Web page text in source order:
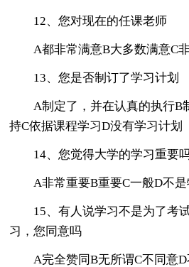
12、您对现在的任课老师
A都非常满意B大多数满意C
13、您是否制订了学习计划
A制定了，并在认真的执行B
持C依据课程学习D没有学习计划
14、您觉得大学的学习重要
A非常重要B重要C一般D不
15、有人说学习不是为了考
习，您同意吗
A完全赞同B无所谓C不同意